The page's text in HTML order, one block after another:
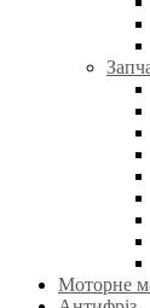
Моторне